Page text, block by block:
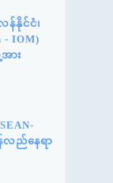
နိုင်ငံ၊
IOM)
ား
လည်နေရာ